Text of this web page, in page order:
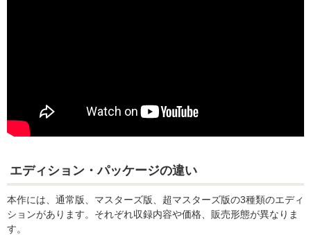
エディション・パッケージの違い
本作には、通常版、マスターズ版、超マスターズ版の3種類のエディ
ションがあります。それぞれ収録内容や価格、販売形態が異なりま
す。